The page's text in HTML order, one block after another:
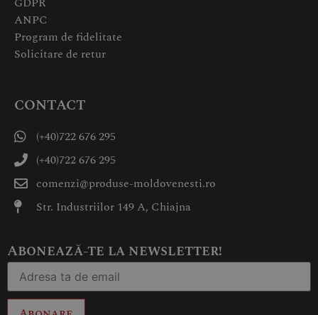
ANPC
Program de fidelitate
Solicitare de retur
CONTACT
(+40)722 676 295
(+40)722 676 295
comenzi@produse-moldovenesti.ro
Str. Industriilor 149 A, Chiajna
Abonează-te la newsletter!